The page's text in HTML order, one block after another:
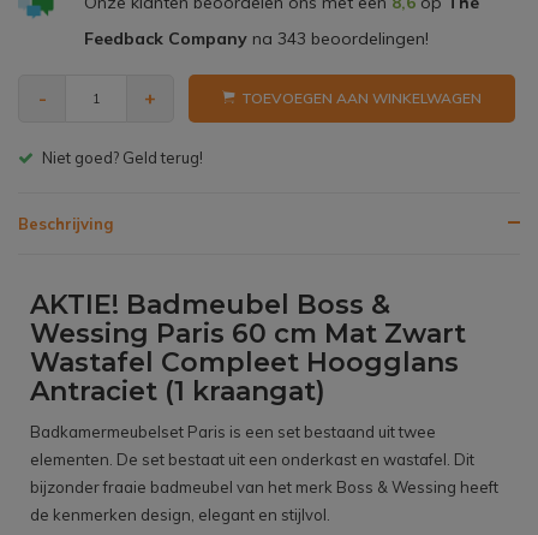
Feedback Companyna 343 beoordelingen!
- + TOEVOEGEN AAN WINKELWAGEN
Gratis bezorgen v.a. € 150,- (NL)
Beschrijving
AKTIE! Badmeubel Boss &
Wessing Paris 60 cm Mat Zwart
Wastafel Compleet Hoogglans
Antraciet (1 kraangat)
Badkamermeubelset Paris is een set bestaand uit twee
elementen. De set bestaat uit een onderkast en wastafel. Dit
bijzonder fraaie badmeubel van het merk Boss & Wessing heeft
de kenmerken design, elegant en stijlvol.